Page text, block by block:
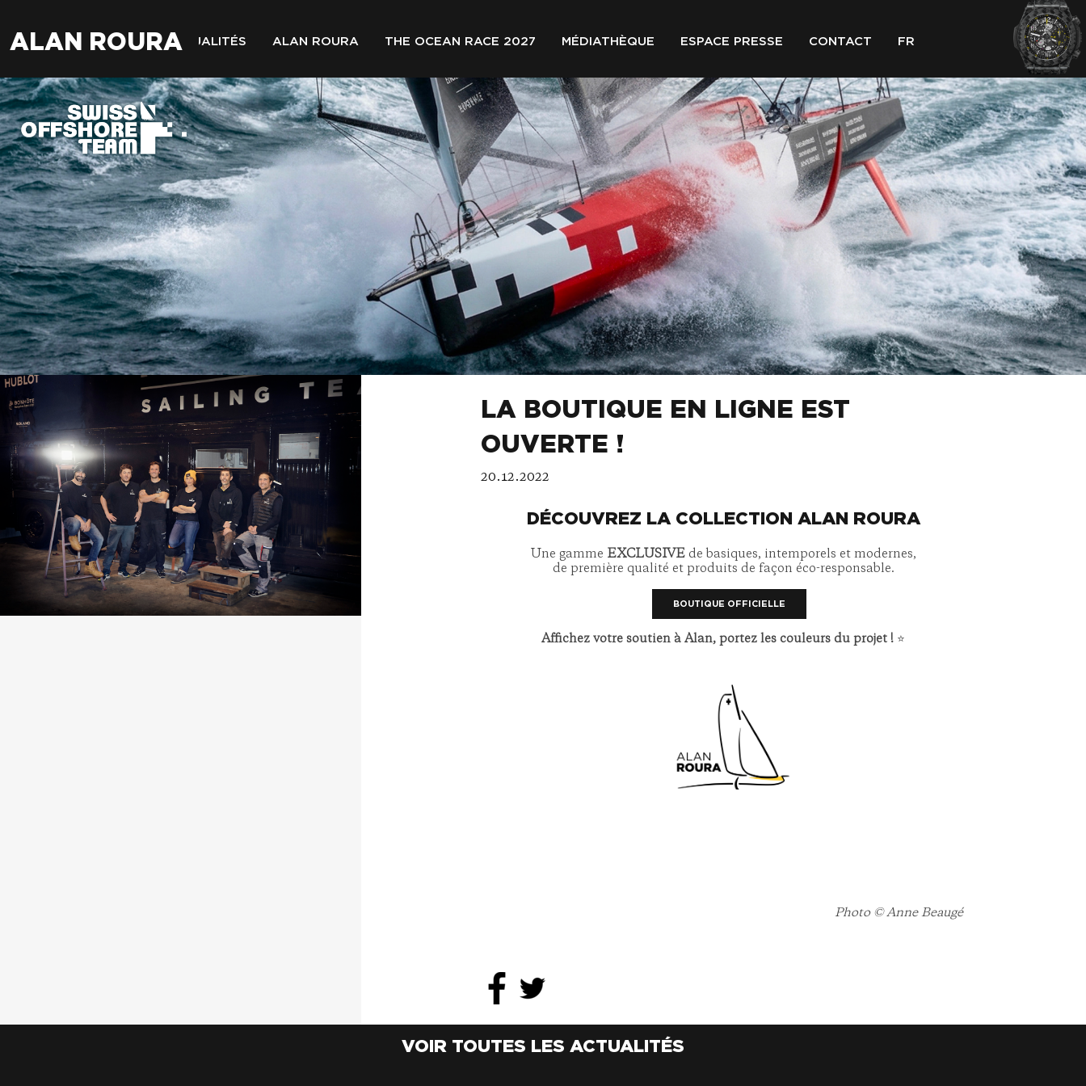
ALAN ROURAACTUALITÉS ALAN ROURA THE OCEAN RACE 2027 MÉDIATHÈQUE ESPACE PRESSE CONTACT FR
LA BOUTIQUE EN LIGNE EST
OUVERTE !
20.12.2022
DÉCOUVREZ LA COLLECTION ALAN ROURA
Une gamme EXCLUSIVEde basiques, intemporels et modernes,
de première qualité et produits de façon éco-responsable.
BOUTIQUE OFFICIELLE
Affichez votre soutien à Alan, portez les couleurs du projet ! ⭐️
Photo © Anne Beaugé
VOIR TOUTES LES ACTUALITÉS